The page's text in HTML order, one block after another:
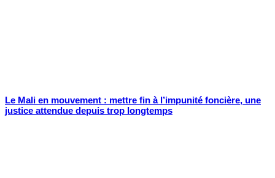
Le Mali en mouvement : mettre fin à l’impunité foncière, une
justice attendue depuis trop longtemps